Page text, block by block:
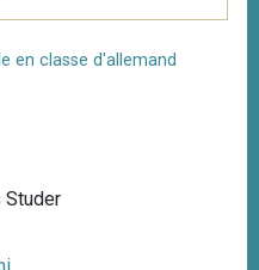
en classe d'allemand
Studer